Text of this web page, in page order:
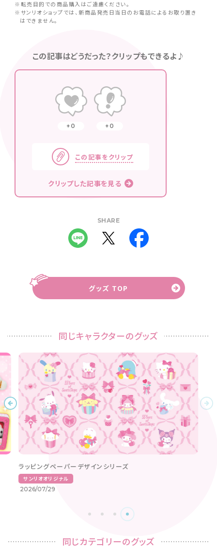
※転売目的での商品購入はご遠慮ください。
※サンリオショップでは、新商品発売日当日のお電話によるお取り置き
はできません。
この記事はどうだった？クリップもできるよ♪
0 0
この記事をクリップ
クリップした記事を見る
SHARE
グッズ TOP
同じキャラクターのグッズ
ドン・キホーテ系列店舗限定！フォトバッジ付きマスコットに
制服デザインが登場！
サンリオライセンス
同じカテゴリーのグッズ